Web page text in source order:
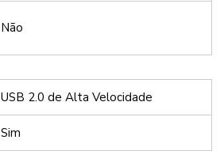
Não
USB 2.0 de Alta Velocidade
Sim